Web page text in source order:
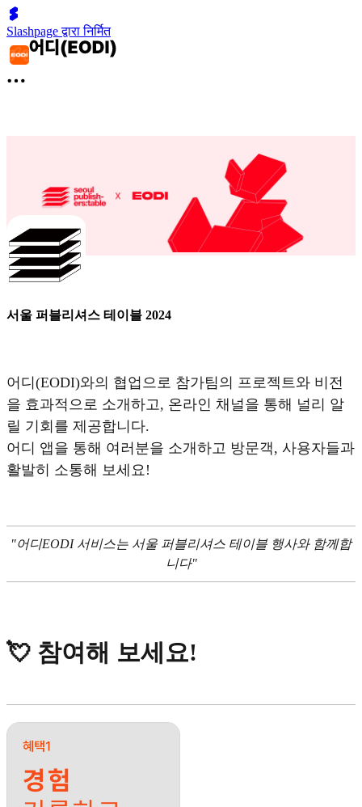
Slashpage द्वारा निर्मित
서울 퍼블리셔스 테이블 2024
어디(EODI)와의 협업으로 참가팀의 프로젝트와 비전
을 효과적으로 소개하고, 온라인 채널을 통해 널리 알
릴 기회를 제공합니다.
어디 앱을 통해 여러분을 소개하고 방문객, 사용자들과
활발히 소통해 보세요!
"어디EODI 서비스는 서울 퍼블리셔스 테이블 행사와 함께합
니다"
💘 참여해 보세요!